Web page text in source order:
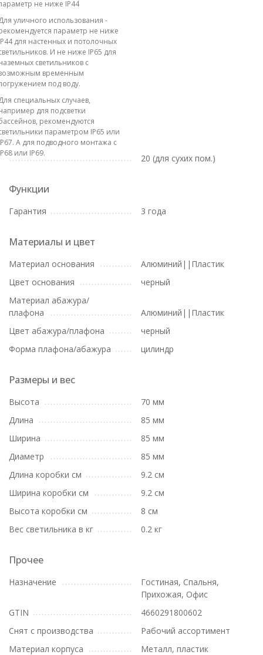
не ниже IP44
уличного использования -
параметр не ниже
для настенных и потолочных
И не ниже IP65 для
светильников с
временным
под воду.
специальных случаев,
для подсветки
рекомендуются
параметром IP65 или
А для подводного монтажа с
или IP69.
20 (для сухих пом.)
Функции
Гарантия 3 года
Материалы и цвет
Материал основания
Алюминий||Пластик
Цвет основания
черный
Материал абажура/
плафона
Алюминий||Пластик
Цвет абажура/плафона
черный
Форма плафона/абажура
цилиндр
Размеры и вес
Высота
70 мм
Длина
85 мм
Ширина
85 мм
Диаметр
85 мм
Длина коробки см
9.2 см
Ширина коробки см
9.2 см
Высота коробки см
8 см
Вес светильника в кг
0.2 кг
Прочее
Назначение
Гостиная, Спальня,
Прихожая, Офис
GTIN
4660291800602
Снят с производства
Рабочий ассортимент
Материал корпуса
Металл, пластик